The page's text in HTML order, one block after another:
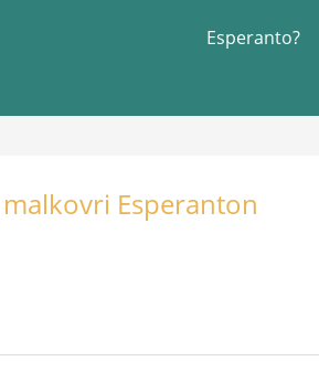
Esperanto?
Esperanton